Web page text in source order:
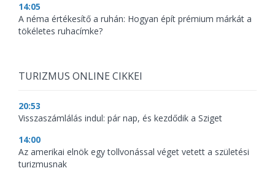
14:05
A néma értékesítő a ruhán: Hogyan épít prémium márkát a
tökéletes ruhacímke?
TURIZMUS ONLINE CIKKEI
20:53
Visszaszámlálás indul: pár nap, és kezdődik a Sziget
14:00
Az amerikai elnök egy tollvonással véget vetett a születési
turizmusnak